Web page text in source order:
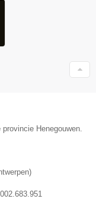
Henegouwen.
)